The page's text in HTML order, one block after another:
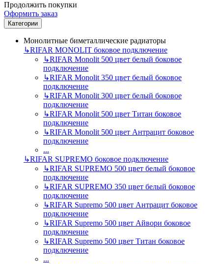
Продолжить покупки
Оформить заказ
Категории
Монолитные биметаллические радиаторы
↳RIFAR MONOLIT боковое подключение
↳RIFAR Monolit 500 цвет белый боковое
подключение
↳RIFAR Monolit 350 цвет белый боковое
подключение
↳RIFAR Monolit 300 цвет белый боковое
подключение
↳RIFAR Monolit 500 цвет Титан боковое
подключение
↳RIFAR Monolit 500 цвет Антрацит боковое
подключение
...
↳RIFAR SUPREMO боковое подключение
↳RIFAR SUPREMO 500 цвет белый боковое
подключение
↳RIFAR SUPREMO 350 цвет белый боковое
подключение
↳RIFAR Supremo 500 цвет Антрацит боковое
подключение
↳RIFAR Supremo 500 цвет Айвори боковое
подключение
↳RIFAR Supremo 500 цвет Титан боковое
подключение
...